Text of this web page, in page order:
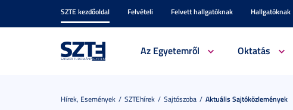
SZTE kezdőoldal Felvételi Felvett hallgatóknak Hallgatóknak
Az Egyetemről Oktatás
Hírek, Események SZTEhírek Sajtószoba Aktuális Sajtóközlemények